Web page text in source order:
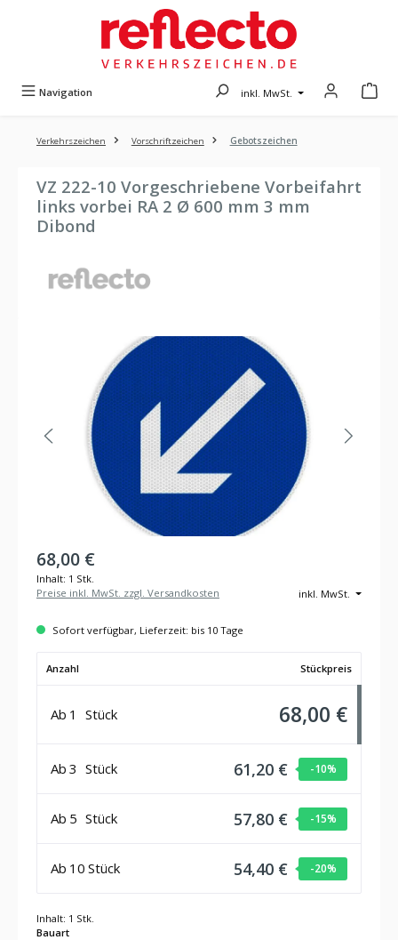
Navigation inkl. MwSt.
Verkehrszeichen Vorschriftzeichen Gebotszeichen
VZ 222-10 Vorgeschriebene Vorbeifahrt
links vorbei RA 2 Ø 600 mm 3 mm
Dibond
Bildergalerie überspringen
68,00 €
Inhalt: 1 Stk.
inkl. MwSt.
Preise inkl. MwSt. zzgl. Versandkosten
Sofort verfügbar, Lieferzeit: bis 10 Tage
Anzahl Stückpreis
Ab 1 Stück 68,00 €
Ab 3 Stück 61,20 € -10%
Ab 5 Stück 57,80 € -15%
Ab 10 Stück 54,40 € -20%
Inhalt: 1 Stk.
Bauartauswählen